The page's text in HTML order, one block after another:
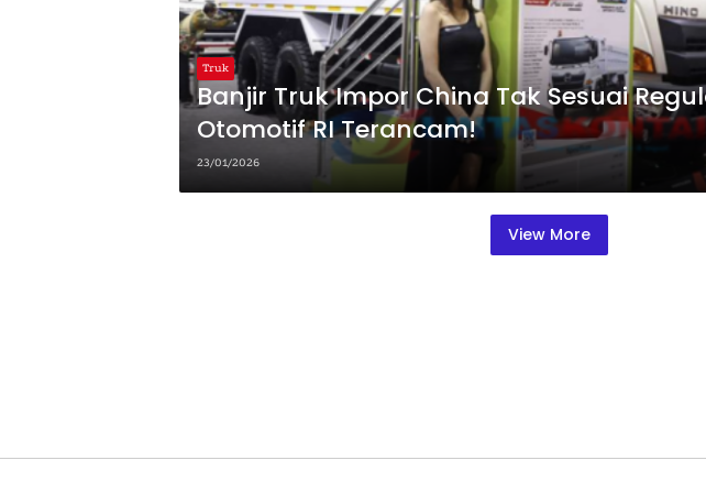
Truk
Banjir Truk Impor China Tak Sesuai
Otomotif RI Terancam!
23/01/2026
View More